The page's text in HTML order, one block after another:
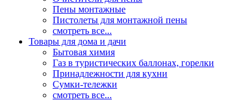
Пены монтажные
Пистолеты для монтажной пены
смотреть все...
Товары для дома и дачи
Бытовая химия
Газ в туристических баллонах, горелки
Принадлежности для кухни
Сумки-тележки
смотреть все...